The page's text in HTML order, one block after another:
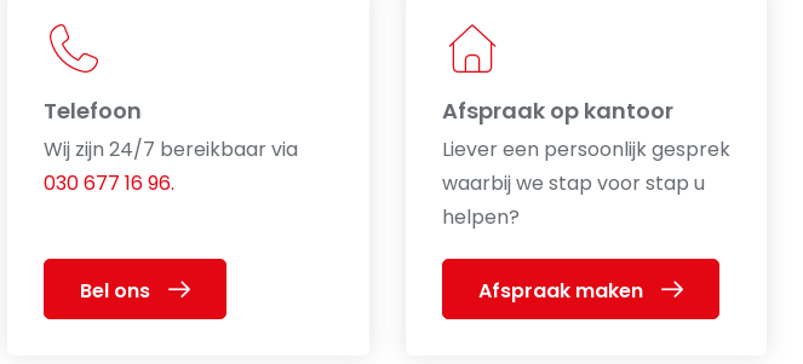
Telefoon
Wij zijn 24/7 bereikbaar via
030 677 16 96.
Bel ons
Afspraak op kantoor
Liever een persoonlijk gesprek
waarbij we stap voor stap u
helpen?
Afspraak maken